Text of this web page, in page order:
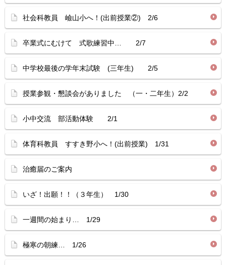
社会科教員 嶮山小へ！(出前授業②) 2/6
卒業式にむけて 式歌練習中… 2/7
中学校最後の学年末試験 (三年生) 2/5
授業参観・懇談会がありました （一・二年生）2/2
小中交流 部活動体験 2/1
体育科教員 すすき野小へ！(出前授業) 1/31
治癒届のご案内
いざ！出願！！（３年生） 1/30
一週間の始まり… 1/29
極寒の朝練… 1/26